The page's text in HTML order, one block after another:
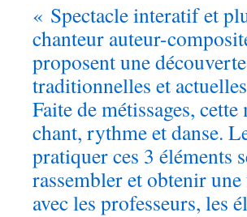
« Spectacle interatif et
chanteur auteur-
proposent une
traditionnelles et
Faite de métissages,
chant, rythme et danse.
pratiquer ces 3 éléments
rassembler et obtenir
avec les professeurs, les